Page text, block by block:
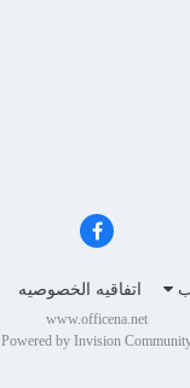
اتفاقيه الخصوصيه
www.officena.net
Powered by Invision